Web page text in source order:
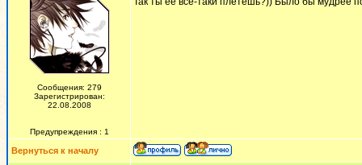
Сообщения: 279
Зарегистрирован:
22.08.2008
Предупреждения : 1
Вернуться к началу